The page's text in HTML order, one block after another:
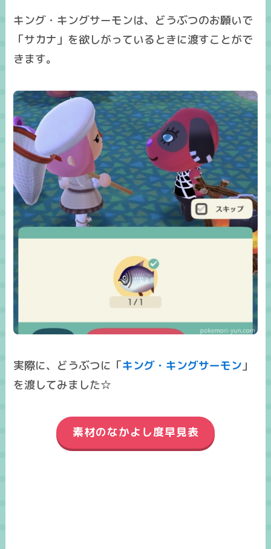
キング・キングサーモンは、どうぶつのお願いで
「サカナ」を欲しがっているときに渡すことがで
きます。
実際に、どうぶつに「キング・キングサーモン 」
を渡してみました☆
素材のなかよし度早見表